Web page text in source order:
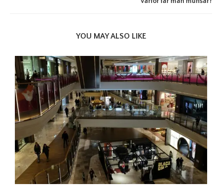
YOU MAY ALSO LIKE